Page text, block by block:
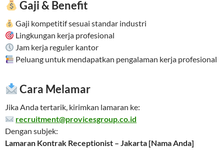
Gaji & Benefit
Gaji kompetitif sesuai standar industri
Lingkungan kerja profesional
Jam kerja reguler kantor
Peluang untuk mendapatkan pengalaman kerja profesional
Cara Melamar
Jika Anda tertarik, kirimkan lamaran ke:
recruitment@provicesgroup.co.id
Dengan subjek:
Lamaran Kontrak Receptionist – Jakarta [Nama Anda]